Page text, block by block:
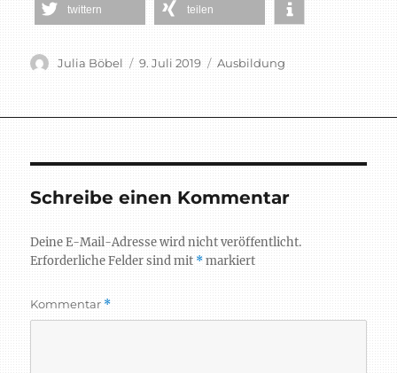
twittern teilen
Autor
Julia Böbel
Veröffentlicht
9. Juli 2019 Schlagwörter
Ausbildung
Schreibe einen Kommentar
Deine E-Mail-Adresse wird nicht veröffentlicht.
Erforderliche Felder sind mit *markiert
Kommentar *